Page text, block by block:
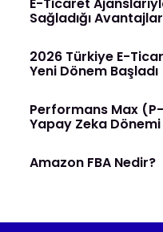
Sağladığı Avantajlar
2026 Türkiye E-
Yeni Dönem Başladı
Performans Max
Yapay Zeka Dönemi
Amazon FBA Nedir?